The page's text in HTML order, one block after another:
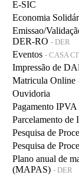
E-SIC
Economia
Emissao/
DER-RO - DER
Eventos - CASA
Impressão de
Matricula Online
Ouvidoria
Pagamento IPVA
Parcelamento de
Pesquisa de
Pesquisa de
Plano anual de
(MAPAS) - DER